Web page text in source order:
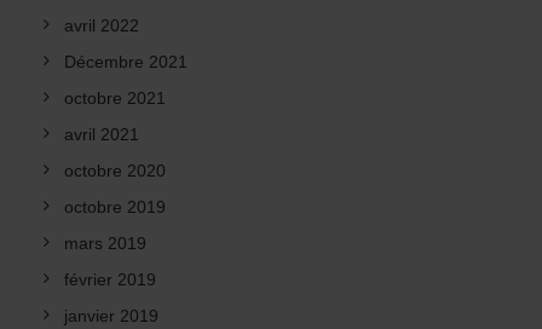
avril 2022
Décembre 2021
octobre 2021
avril 2021
octobre 2020
octobre 2019
mars 2019
février 2019
janvier 2019